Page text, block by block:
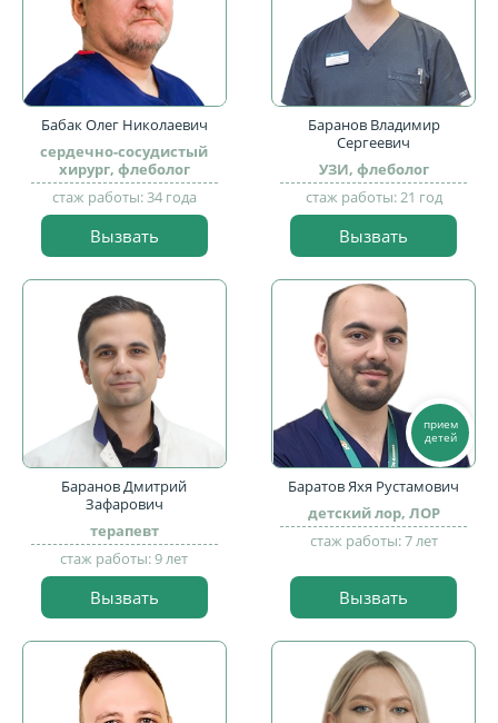
Бабак Олег Николаевич
сердечно-сосудистый
хирург, флеболог
стаж работы: 34 года
Вызвать
Баранов Владимир
Сергеевич
УЗИ, флеболог
стаж работы: 21 год
Вызвать
Баранов Дмитрий
Зафарович
терапевт
стаж работы: 9 лет
Вызвать
прием
детей
Баратов Яхя Рустамович
детский лор, ЛОР
стаж работы: 7 лет
Вызвать